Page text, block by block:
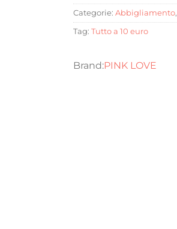
Categorie: Abbigliamento,
Tag: Tutto a 10 euro
PINK LOVE